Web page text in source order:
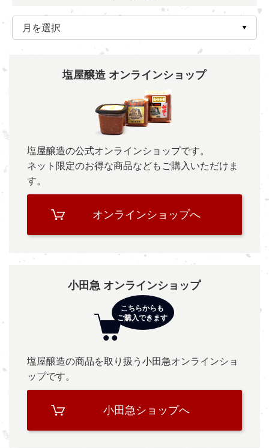
塩屋醸造 オンラインショップ
塩屋醸造の公式オンラインショップです。
ネット限定のお得な商品などもご購入いただけま
す。
オンラインショップへ
小田急 オンラインショップ
塩屋醸造の商品を取り扱う小田急オンラインショ
ップです。
小田急ショップへ